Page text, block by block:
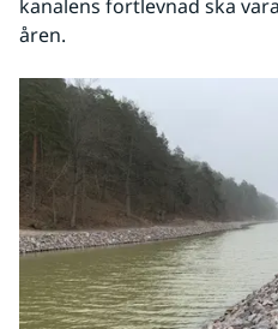
kanalens fortlevnad ska
åren.